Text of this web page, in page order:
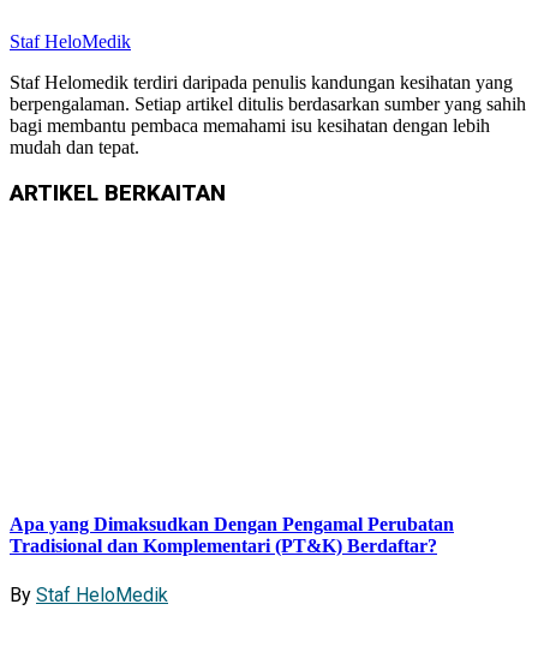
Staf HeloMedik
Staf Helomedik terdiri daripada penulis kandungan kesihatan yang
berpengalaman. Setiap artikel ditulis berdasarkan sumber yang sahih
bagi membantu pembaca memahami isu kesihatan dengan lebih
mudah dan tepat.
ARTIKEL BERKAITAN
Apa yang Dimaksudkan Dengan Pengamal Perubatan
Tradisional dan Komplementari (PT&K) Berdaftar?
By Staf HeloMedik